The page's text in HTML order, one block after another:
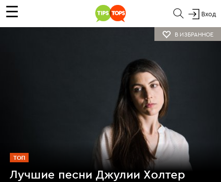
☰ Вход
В ИЗБРАННОЕ
ТОП
Лучшие песни Джулии Холтер